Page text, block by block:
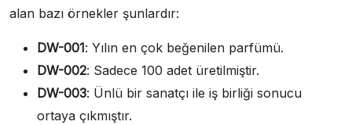
alan bazı örnekler şunlardır:
DW-001: Yılın en çok beğenilen parfümü.
DW-002: Sadece 100 adet üretilmiştir.
DW-003: Ünlü bir sanatçı ile iş birliği sonucu
ortaya çıkmıştır.